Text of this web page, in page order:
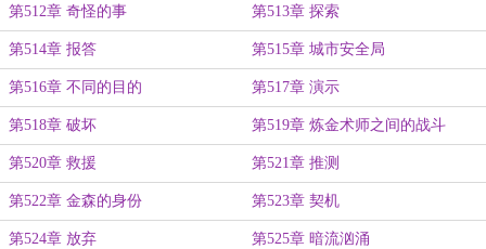
第512章 奇怪的事 第513章 探索
第514章 报答 第515章 城市安全局
第516章 不同的目的 第517章 演示
第518章 破坏 第519章 炼金术师之间的战斗
第520章 救援 第521章 推测
第522章 金森的身份 第523章 契机
第524章 放弃 第525章 暗流汹涌